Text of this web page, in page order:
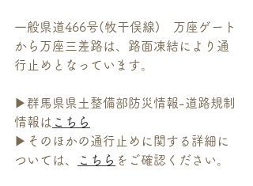
一般県道466号(牧干俣線)　万座ゲート
から万座三差路は、路面凍結により通
行止めとなっています。
▶群馬県県土整備部防災情報-道路規制
情報は こちら
▶そのほかの通行止めに関する詳細に
ついては、
こちら をご確認ください。